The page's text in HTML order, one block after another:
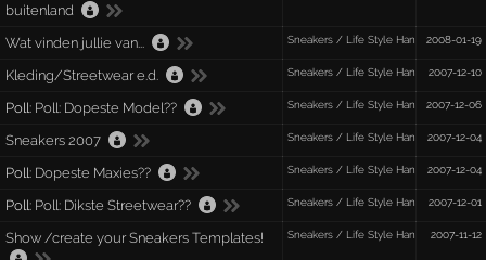
buitenland
Wat vinden jullie van... Sneakers / Life Style Hang-Out2008-01-19
Kleding/Streetwear e.d. Sneakers / Life Style Hang-Out2007-12-10
Poll: Poll: Dopeste Model?? Sneakers / Life Style Hang-Out2007-12-06
Sneakers 2007 Sneakers / Life Style Hang-Out2007-12-04
Poll: Dopeste Maxies?? Sneakers / Life Style Hang-Out2007-12-04
Poll: Poll: Dikste Streetwear?? Sneakers / Life Style Hang-Out2007-12-01
Show /create your Sneakers Templates! Sneakers / Life Style Hang-Out2007-11-12